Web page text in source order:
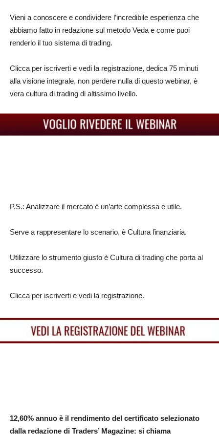
Vieni a conoscere e condividere l’incredibile esperienza che
abbiamo fatto in redazione sul metodo Veda e come puoi
renderlo il tuo sistema di trading.
Clicca per iscriverti e vedi la registrazione, dedica 75 minuti
alla visione integrale, non perdere nulla di questo webinar, è
vera cultura di trading di altissimo livello.
P.S.: Analizzare il mercato è un’arte complessa e utile.
Serve a rappresentare lo scenario, è Cultura finanziaria.
Utilizzare lo strumento giusto è Cultura di trading che porta al
successo.
Clicca per iscriverti e vedi la registrazione.
12,60% annuo è il rendimento del certificato selezionato
dalla redazione di Traders’ Magazine: si chiama